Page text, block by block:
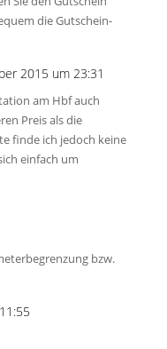
die Gutschein-
2015 um 23:31
am Hbf auch
Preis als die
finde ich jedoch keine
einfach um
bzw.